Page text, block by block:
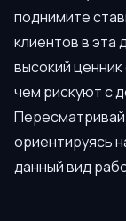
поднимите
клиентов в эта
высокий
чем рискуют с
ориентируясь
данный вид